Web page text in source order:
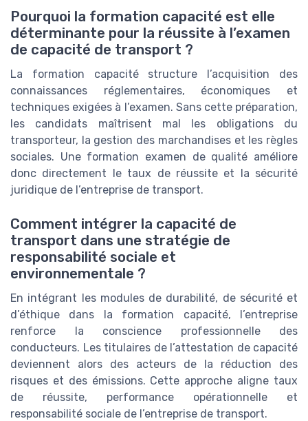
Pourquoi la formation capacité est elle
déterminante pour la réussite à l’examen
de capacité de transport ?
La formation capacité structure l’acquisition des
connaissances réglementaires, économiques et
techniques exigées à l’examen. Sans cette préparation,
les candidats maîtrisent mal les obligations du
transporteur, la gestion des marchandises et les règles
sociales. Une formation examen de qualité améliore
donc directement le taux de réussite et la sécurité
juridique de l’entreprise de transport.
Comment intégrer la capacité de
transport dans une stratégie de
responsabilité sociale et
environnementale ?
En intégrant les modules de durabilité, de sécurité et
d’éthique dans la formation capacité, l’entreprise
renforce la conscience professionnelle des
conducteurs. Les titulaires de l’attestation de capacité
deviennent alors des acteurs de la réduction des
risques et des émissions. Cette approche aligne taux
de réussite, performance opérationnelle et
responsabilité sociale de l’entreprise de transport.